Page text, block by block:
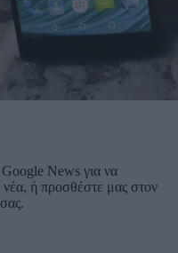
News για να
νέα, ή προσθέστε μας στον